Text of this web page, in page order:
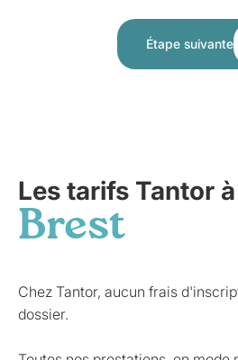
Étape suivante
Les tarifs Tantor à
Brest
Chez Tantor, aucun frais
dossier.